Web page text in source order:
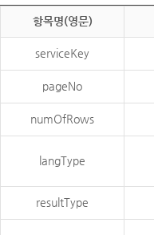
항목명(영문)
serviceKey
pageNo
numOfRows
langType
resultType